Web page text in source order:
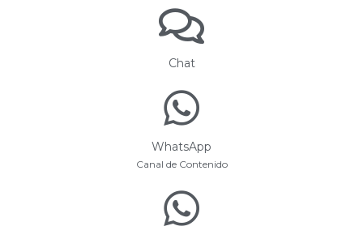
Chat
WhatsApp
Canal de Contenido